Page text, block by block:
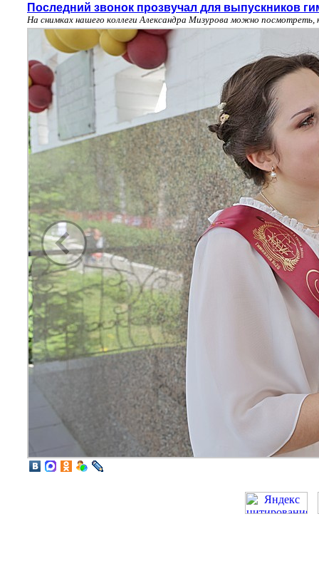
Последний звонок прозвучал для выпускников
На снимках нашего коллеги Александра Мизурова можно посмотреть,